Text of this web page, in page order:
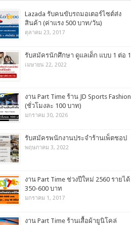
Lazada รับคนขับรถมอเตอร์ไซต์ส่ง
สินค้า (ค่าแรง 500 บาท/วัน)
ตุลาคม 23, 2017
รับสมัครนักศึกษา ดูแลเด็ก แบบ 1 ต่อ 1
เมษายน 22, 2022
งาน Part Time ร้าน JD Sports Fashion
(ชั่วโมงละ 100 บาท)
มกราคม 30, 2026
รับสมัครพนักงานประจำร้านเพ็ตชอป
พฤษภาคม 3, 2022
งาน Part Time ช่วงปีใหม่ 2560 รายได้
350-600 บาท
มกราคม 1, 2017
งาน Part Time ร้านเสื้อผ้ายูนิโคล่